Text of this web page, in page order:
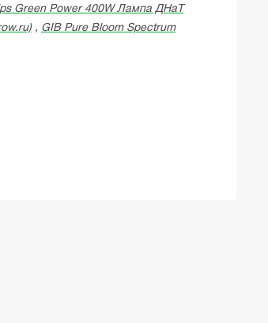
Green Power 400W Лампа ДНаТ
, GIB Pure Bloom Spectrum